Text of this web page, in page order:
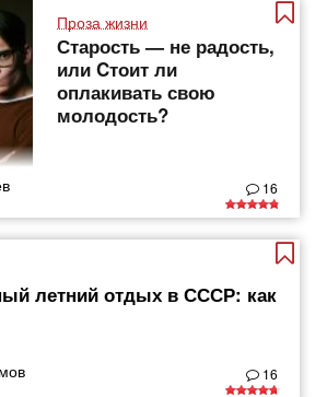
Проза жизни
Старость — не радость,
или Cтоит ли
оплакивать свою
молодость?
16
летний отдых в СССР: как
16